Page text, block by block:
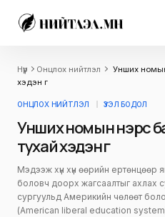
Нүүр Онцлох нийтлэл
Унших
хэдэн үг
ОНЦЛОХ НИЙТЛЭЛ ҮЗЭЛ БОДОЛ
Унших номын нэрс
тухай хэдэн үг
Мэдээж хүн хүн өөрийн ертөнцөөр
боловч доорх жагсаалтыг ахлах
сургуульд Америкийн чөлөөт
(Аmerican liberal education